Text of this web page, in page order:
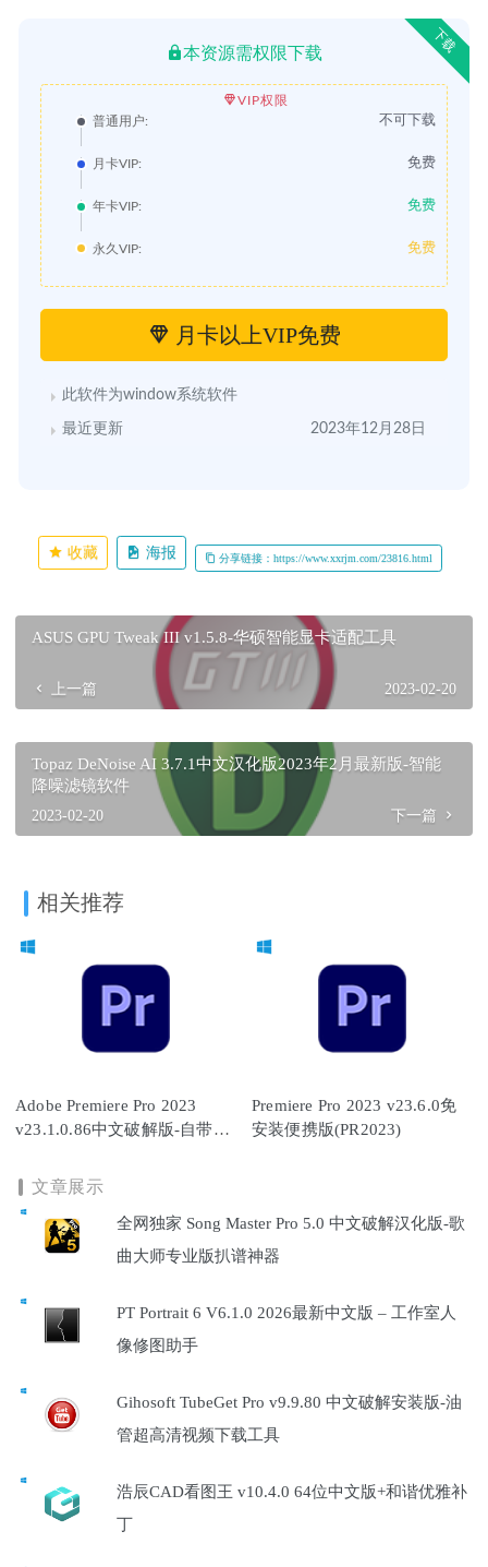
下载
本资源需权限下载
VIP权限
普通用户:
不可下载
月卡VIP: 免费
年卡VIP: 免费
永久VIP: 免费
月卡以上VIP免费
此软件为window系统软件
最近更新 2023年12月28日
收藏 海报 分享链接：https://www.xxrjm.com/23816.html
ASUS GPU Tweak III v1.5.8-华硕智能显卡适配工具
上一篇 2023-02-20
Topaz DeNoise AI 3.7.1中文汉化版2023年2月最新版-智能
降噪滤镜软件
2023-02-20 下一篇
相关推荐
Adobe Premiere Pro 2023
v23.1.0.86中文破解版-自带
Premiere Pro 2023 v23.6.0免
安装便携版(PR2023)
文章展示
全网独家 Song Master Pro 5.0 中文破解汉化版-歌
曲大师专业版扒谱神器
PT Portrait 6 V6.1.0 2026最新中文版 – 工作室人
像修图助手
Gihosoft TubeGet Pro v9.9.80 中文破解安装版-油
管超高清视频下载工具
浩辰CAD看图王 v10.4.0 64位中文版+和谐优雅补
丁